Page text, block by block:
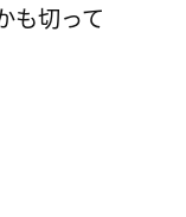
も切って